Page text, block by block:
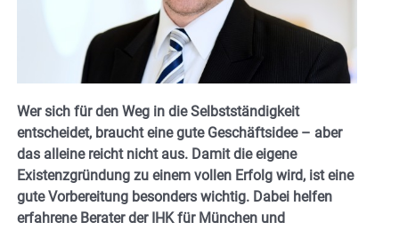
Wer sich für den Weg in die Selbstständigkeit
entscheidet, braucht eine gute Geschäftsidee – aber
das alleine reicht nicht aus. Damit die eigene
Existenzgründung zu einem vollen Erfolg wird, ist eine
gute Vorbereitung besonders wichtig. Dabei helfen
erfahrene Berater der IHK für München und